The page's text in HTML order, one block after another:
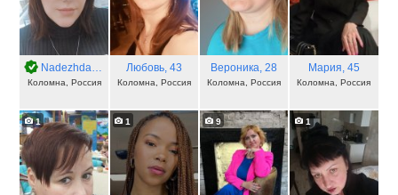
Nadezhda, 37
Коломна, Россия
Любовь, 43
Коломна, Россия
Вероника, 28
Коломна, Россия
Мария, 45
Коломна, Россия
1 1 9 1